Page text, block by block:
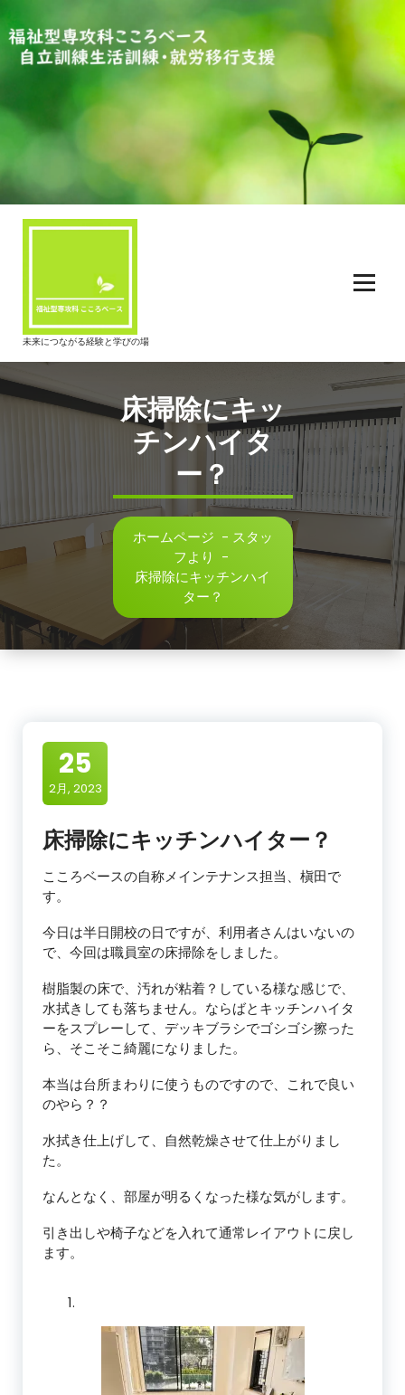
ン
テ
へ
ッ
プ
未来につながる経験と学びの場
床掃除にキッ
チンハイタ
ー？
ホームページ - スタッ
フより -
床掃除にキッチンハイ
ター？
25
2月, 2023
床掃除にキッチンハイター？
こころベースの自称メインテナンス担当、槇田で
す。
今日は半日開校の日ですが、利用者さんはいないの
で、今回は職員室の床掃除をしました。
樹脂製の床で、汚れが粘着？している様な感じで、
水拭きしても落ちません。ならばとキッチンハイタ
ーをスプレーして、デッキブラシでゴシゴシ擦った
ら、そこそこ綺麗になりました。
本当は台所まわりに使うものですので、これで良い
のやら？？
水拭き仕上げして、自然乾燥させて仕上がりまし
た。
なんとなく、部屋が明るくなった様な気がします。
引き出しや椅子などを入れて通常レイアウトに戻し
ます。